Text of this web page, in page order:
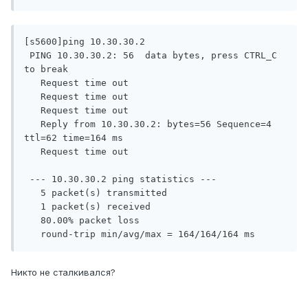
[s5600]ping 10.30.30.2
to break
ttl=62 time=164 ms
Никто не сталкивался?